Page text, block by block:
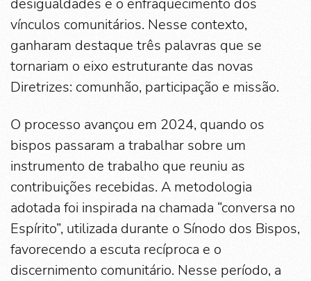
desigualdades e o enfraquecimento dos
vínculos comunitários. Nesse contexto,
ganharam destaque três palavras que se
tornariam o eixo estruturante das novas
Diretrizes: comunhão, participação e missão.
O processo avançou em 2024, quando os
bispos passaram a trabalhar sobre um
instrumento de trabalho que reuniu as
contribuições recebidas. A metodologia
adotada foi inspirada na chamada “conversa no
Espírito”, utilizada durante o Sínodo dos Bispos,
favorecendo a escuta recíproca e o
discernimento comunitário. Nesse período, a